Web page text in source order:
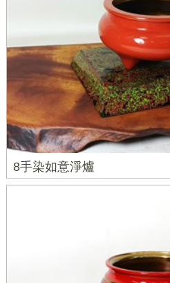
8手染如意淨爐